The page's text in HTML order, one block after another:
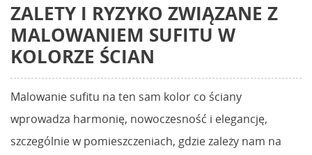
ZALETY I RYZYKO ZWIĄZANE Z
MALOWANIEM SUFITU W
KOLORZE ŚCIAN
Malowanie sufitu na ten sam kolor co ściany
wprowadza harmonię, nowoczesność i elegancję,
szczególnie w pomieszczeniach, gdzie zależy nam na